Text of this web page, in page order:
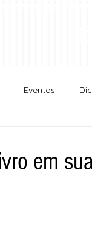
Eventos
em